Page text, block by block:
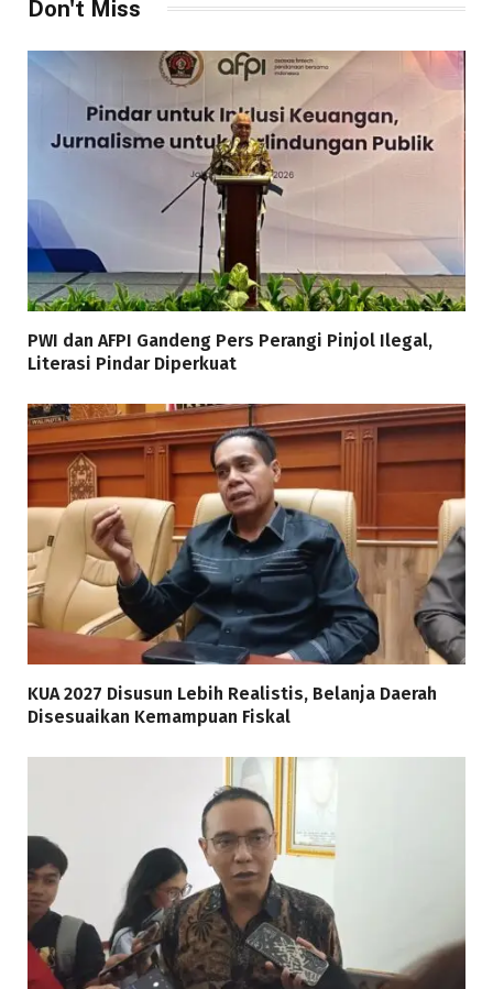
Don't Miss
PWI dan AFPI Gandeng Pers Perangi Pinjol Ilegal,
Literasi Pindar Diperkuat
KUA 2027 Disusun Lebih Realistis, Belanja Daerah
Disesuaikan Kemampuan Fiskal